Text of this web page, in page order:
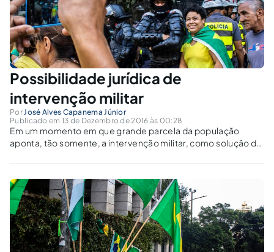
Possibilidade jurídica de
intervenção militar
Por José Alves Capanema Júnior
Publicado em 13 de Dezembro de 2016 às 00:28
Em um momento em que grande parcela da população
aponta, tão somente, a intervenção militar, como solução da
tem a dizer, sobre este ideal.